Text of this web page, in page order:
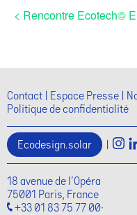
Rencontre Ecotech©
Contact Espace Presse
Politique de confidentialité
Ecodesign.solar
18 avenue de l'Opéra
75001 Paris, France
+33 01 83 75 77 00·